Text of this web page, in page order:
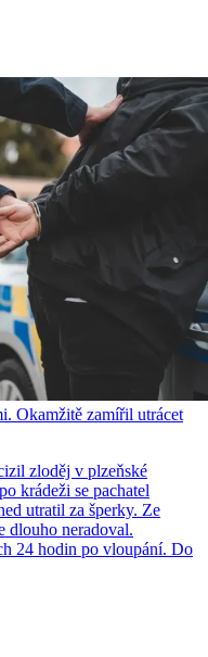
Okamžitě zamířil utrácet
zloděj v plzeňské
krádeži se pachatel
utratil za šperky. Ze
dlouho neradoval.
24 hodin po vloupání. Do